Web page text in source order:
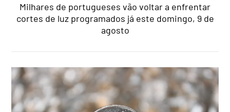
Milhares de portugueses vão voltar a enfrentar
cortes de luz programados já este domingo, 9 de
agosto